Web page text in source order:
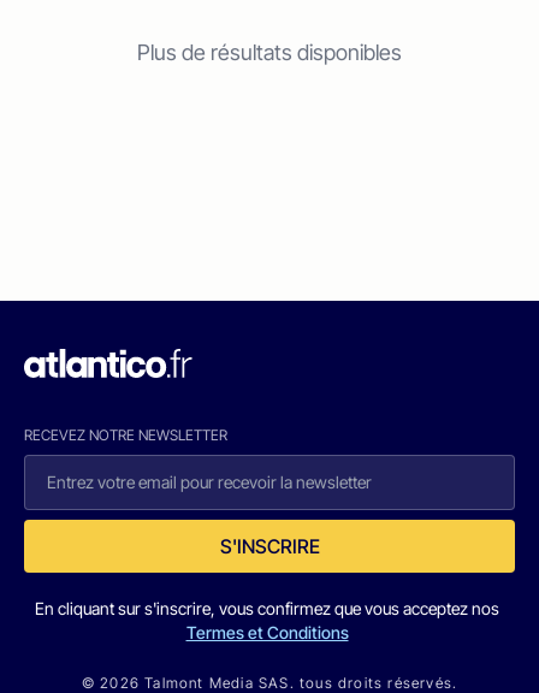
Plus de résultats disponibles
RECEVEZ NOTRE NEWSLETTER
S'INSCRIRE
En cliquant sur s'inscrire, vous confirmez que vous acceptez nos
Termes et Conditions
© 2026 Talmont Media SAS. tous droits réservés.